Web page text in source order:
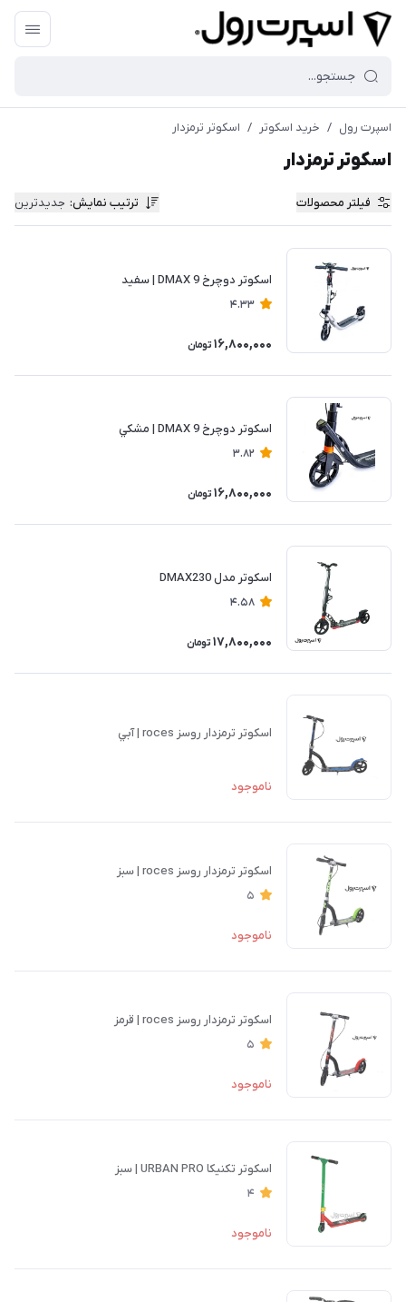
اسپرت رول / خرید اسکوتر / اسکوتر ترمزدار
اسکوتر ترمزدار
فیلتر محصولات ترتیب نمایش: جدیدترین
اسکوتر دوچرخ DMAX 9 | سفید
4.33
16,800,000 تومان
اسکوتر دوچرخ DMAX 9 | مشكي
3.82
16,800,000 تومان
اسكوتر مدل DMAX230
4.58
17,800,000 تومان
اسكوتر ترمزدار روسز roces | آبي
ناموجود
اسكوتر ترمزدار روسز roces | سبز
5
ناموجود
اسكوتر ترمزدار روسز roces | قرمز
5
ناموجود
اسكوتر تکنیکا URBAN PRO | سبز
4
ناموجود